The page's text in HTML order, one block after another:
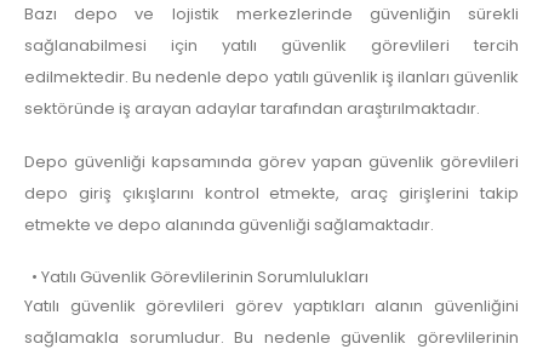
Bazı depo ve lojistik merkezlerinde güvenliğin sürekli
sağlanabilmesi için yatılı güvenlik görevlileri tercih
edilmektedir. Bu nedenle depo yatılı güvenlik iş ilanları güvenlik
sektöründe iş arayan adaylar tarafından araştırılmaktadır.
Depo güvenliği kapsamında görev yapan güvenlik görevlileri
depo giriş çıkışlarını kontrol etmekte, araç girişlerini takip
etmekte ve depo alanında güvenliği sağlamaktadır.
• Yatılı Güvenlik Görevlilerinin Sorumlulukları
Yatılı güvenlik görevlileri görev yaptıkları alanın güvenliğini
sağlamakla sorumludur. Bu nedenle güvenlik görevlilerinin